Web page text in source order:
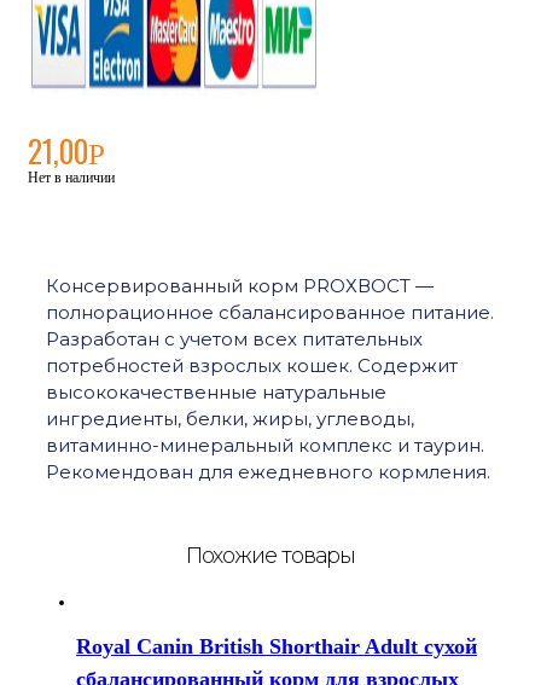
21,00Р
Нет в наличии
Консервированный корм PROХВОСТ —
полнорационное сбалансированное питание.
Разработан с учетом всех питательных
потребностей взрослых кошек. Содержит
высококачественные натуральные
ингредиенты, белки, жиры, углеводы,
витаминно-минеральный комплекс и таурин.
Рекомендован для ежедневного кормления.
Похожие товары
Royal Canin British Shorthair Adult сухой
сбалансированный корм для взрослых